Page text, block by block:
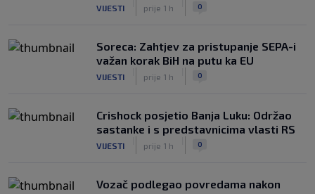
VIJESTI prije 1 h 0
Soreca: Zahtjev za pristupanje SEPA-i
važan korak BiH na putu ka EU
VIJESTI prije 1 h 0
Crishock posjetio Banja Luku: Održao
sastanke i s predstavnicima vlasti RS
VIJESTI prije 1 h 0
Vozač podlegao povredama nakon